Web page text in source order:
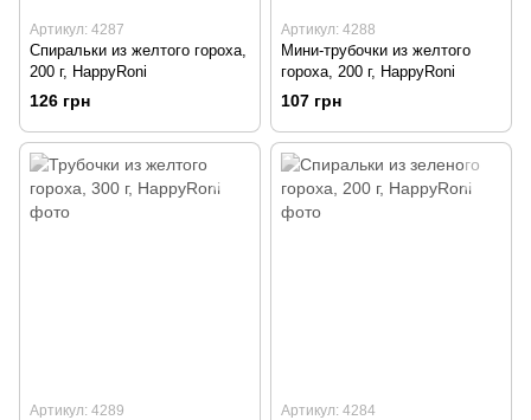
Артикул: 4287
Спиральки из желтого гороха,
200 г, HappyRoni
126 грн
Артикул: 4288
Мини-трубочки из желтого
гороха, 200 г, HappyRoni
107 грн
Артикул: 4289 Артикул: 4284